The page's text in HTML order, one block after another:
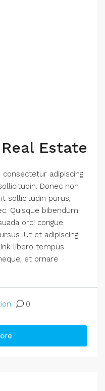
Estate
adipiscing
Donec non
sollicitudin purus,
Quisque bibendum
orci congue.
Ut et adipiscing
libero tempus
et ornare
0